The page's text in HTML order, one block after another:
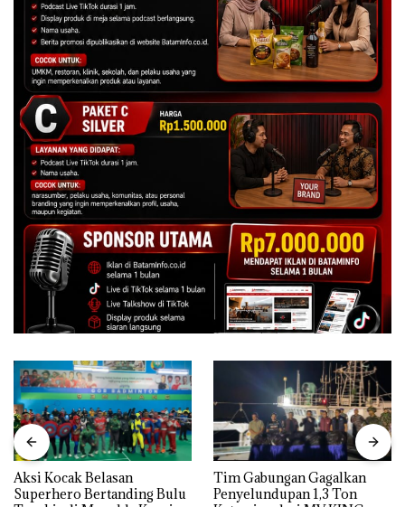
Aksi Kocak Belasan
Superhero Bertanding Bulu
Tim Gabungan Gagalkan
Penyelundupan 1,3 Ton